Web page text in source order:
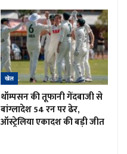
खेल
थॉम्पसन की तूफानी गेंदबाजी से
बांग्लादेश 54 रन पर ढेर,
ऑस्ट्रेलिया एकादश की बड़ी जीत